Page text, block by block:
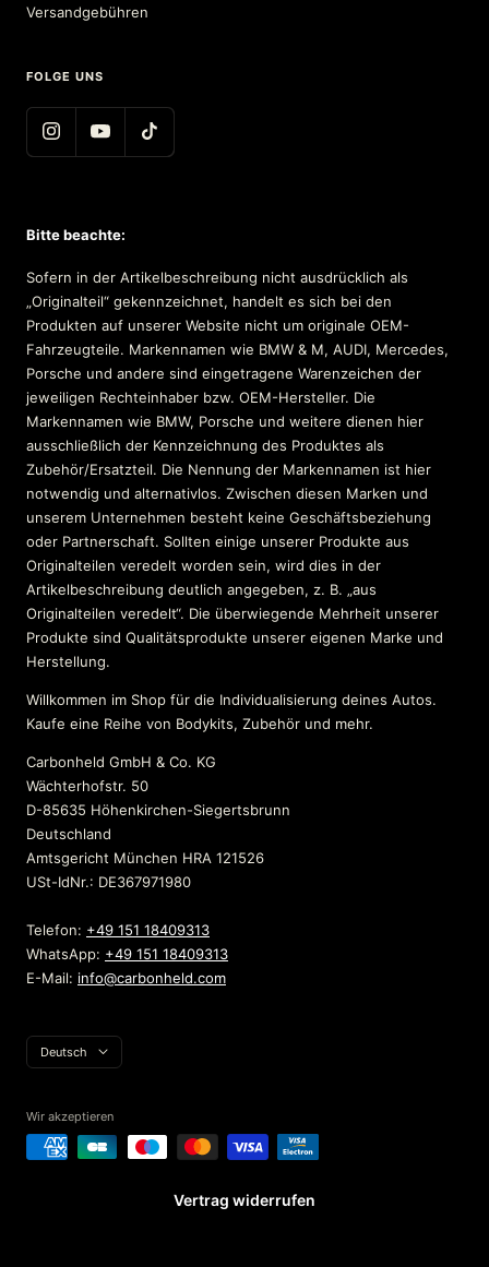
Versandgebühren
FOLGE UNS
Bitte beachte:
Sofern in der Artikelbeschreibung nicht ausdrücklich als
„Originalteil“ gekennzeichnet, handelt es sich bei den
Produkten auf unserer Website nicht um originale OEM-
Fahrzeugteile. Markennamen wie BMW & M, AUDI, Mercedes,
Porsche und andere sind eingetragene Warenzeichen der
jeweiligen Rechteinhaber bzw. OEM-Hersteller. Die
Markennamen wie BMW, Porsche und weitere dienen hier
ausschließlich der Kennzeichnung des Produktes als
Zubehör/Ersatzteil. Die Nennung der Markennamen ist hier
notwendig und alternativlos. Zwischen diesen Marken und
unserem Unternehmen besteht keine Geschäftsbeziehung
oder Partnerschaft. Sollten einige unserer Produkte aus
Originalteilen veredelt worden sein, wird dies in der
Artikelbeschreibung deutlich angegeben, z. B. „aus
Originalteilen veredelt“. Die überwiegende Mehrheit unserer
Produkte sind Qualitätsprodukte unserer eigenen Marke und
Herstellung.
Willkommen im Shop für die Individualisierung deines Autos.
Kaufe eine Reihe von Bodykits, Zubehör und mehr.
Carbonheld GmbH & Co. KG
Wächterhofstr. 50
D-85635 Höhenkirchen-Siegertsbrunn
Deutschland
Amtsgericht München HRA 121526
USt-IdNr.: DE367971980
Telefon: +49 151 18409313
WhatsApp: +49 151 18409313
E-Mail: info@carbonheld.com
Sprache
Deutsch
Wir akzeptieren
Vertrag widerrufen